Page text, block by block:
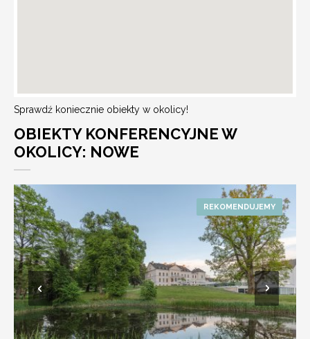
Sprawdź koniecznie obiekty w okolicy!
OBIEKTY KONFERENCYJNE W
OKOLICY: NOWE